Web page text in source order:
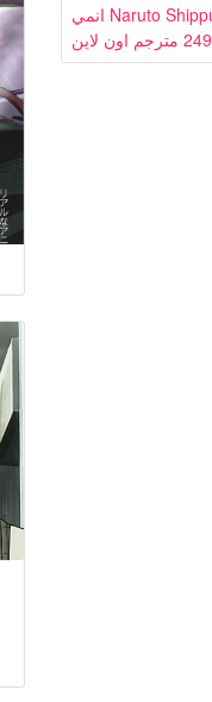
انمي Naruto Shippuden الحلقة
249 مترجم اون لاين